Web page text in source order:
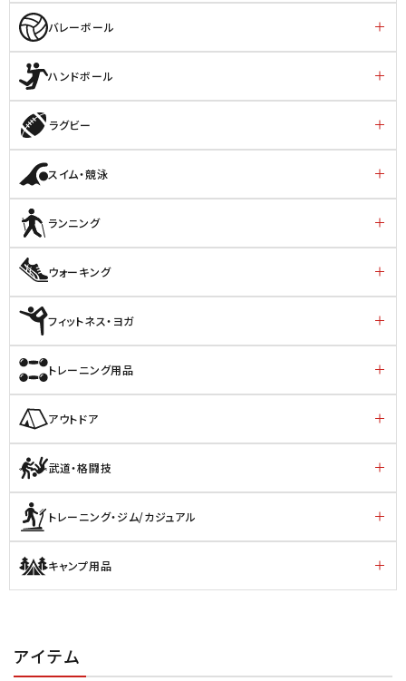
バレーボール
ハンドボール
ラグビー
スイム・競泳
ランニング
ウォーキング
フィットネス・ヨガ
トレーニング用品
アウトドア
武道・格闘技
トレーニング・ジム/カジュアル
キャンプ用品
アイテム